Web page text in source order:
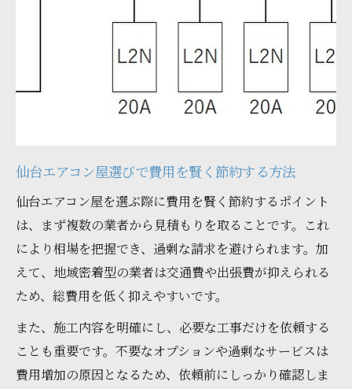
安心して依頼できる仙台の業者比較
仙台エアコン屋で評判の良い業者を比較す
エアコン取り付け優良業者の選び方と見分
るポイント
安心の仙台エアコン屋を選ぶための比較軸
工事費用とサービス内容で仙台エアコン屋
を比較
快適生活へ導くエアコン工事の選び方
仙台エアコン屋で快適な空間を実現する工
事選び
エアコン取り付け費用も考えた快適工事の
選択基準
仙台エアコン屋選びで費用を賢く節約する方法
仙台エアコン屋を選ぶ際に費用を賢く節約するポイント
は、まず複数の業者から見積もりを取ることです。これ
により相場を把握でき、過剰な請求を避けられます。加
えて、地域密着型の業者は交通費や出張費が抑えられる
ため、総費用を低く抑えやすいです。
また、施工内容を明確にし、必要な工事だけを依頼する
ことも重要です。不要なオプションや過剰なサービスは
費用増加の原因となるため、依頼前にしっかり確認しま